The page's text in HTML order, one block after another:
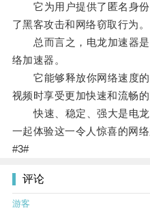
它为用户提供了匿名身份
了黑客攻击和网络窃取行为。
总而言之，电龙加速器是
络加速器。
它能够释放你网络速度的
视频时享受更加快速和流畅的
快速、稳定、强大是电龙
一起体验这一令人惊喜的网络
#3#
评论
游客